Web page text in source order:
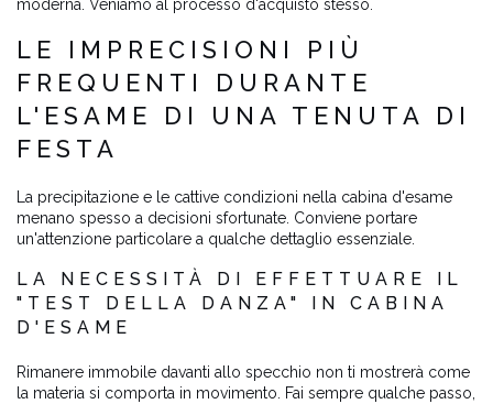
moderna. Veniamo al processo d'acquisto stesso.
LE IMPRECISIONI PIÙ
FREQUENTI DURANTE
L'ESAME DI UNA TENUTA DI
FESTA
La precipitazione e le cattive condizioni nella cabina d'esame
menano spesso a decisioni sfortunate. Conviene portare
un'attenzione particolare a qualche dettaglio essenziale.
LA NECESSITÀ DI EFFETTUARE IL
"TEST DELLA DANZA" IN CABINA
D'ESAME
Rimanere immobile davanti allo specchio non ti mostrerà come
la materia si comporta in movimento. Fai sempre qualche passo,